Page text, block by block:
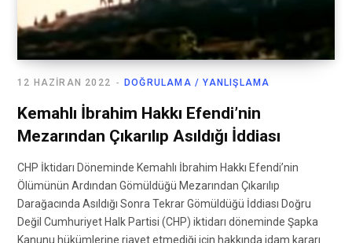
DOĞRULAMA / YANLIŞLAMA
12 HAZIRAN 2022
Kemahlı İbrahim Hakkı Efendi’nin
Mezarından Çıkarılıp Asıldığı İddiası
CHP İktidarı Döneminde Kemahlı İbrahim Hakkı Efendi’nin
Ölümünün Ardından Gömüldüğü Mezarından Çıkarılıp
Darağacında Asıldığı Sonra Tekrar Gömüldüğü İddiası Doğru
Değil Cumhuriyet Halk Partisi (CHP) iktidarı döneminde Şapka
Kanunu hükümlerine riayet etmediği için hakkında idam kararı